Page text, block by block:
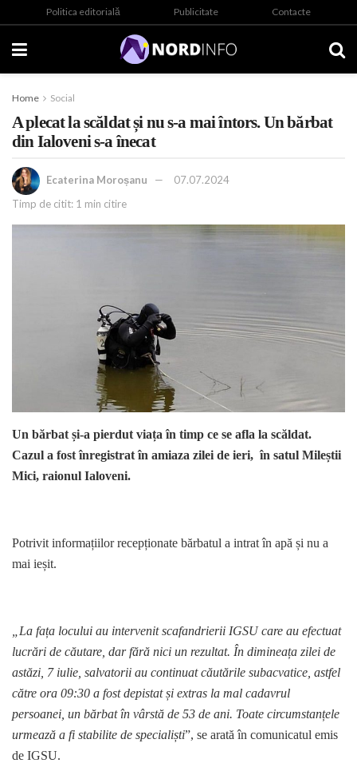
Politica editorială Publicitate Contacte
Home Social
A plecat la scăldat și nu s-a mai întors. Un bărbat
din Ialoveni s-a înecat
Ecaterina Moroșanu
07.07.2024
Timp de citit: 1 min citire
Un bărbat și-a pierdut viața în timp ce se afla la scăldat.
Cazul a fost înregistrat în amiaza zilei de ieri, în satul Mileștii
Mici, raionul Ialoveni.
Potrivit informațiilor recepționate bărbatul a intrat în apă și nu a
mai ieșit.
„La fața locului au intervenit scafandrierii IGSU care au efectuat
lucrări de căutare, dar fără nici un rezultat. În dimineața zilei de
astăzi, 7 iulie, salvatorii au continuat căutările subacvatice, astfel
către ora 09:30 a fost depistat și extras la mal cadavrul
persoanei, un bărbat în vârstă de 53 de ani. Toate circumstanțele
urmează a fi stabilite de specialiști”, se arată în comunicatul emis
de IGSU.